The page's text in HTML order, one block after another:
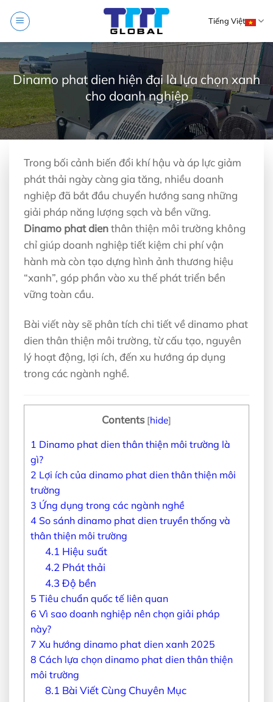
Tiếng Việt
Dinamo phat dien hiện đại là lựa chọn xanh
cho doanh nghiệp
Trong bối cảnh biến đổi khí hậu và áp lực giảm
phát thải ngày càng gia tăng, nhiều doanh
nghiệp đã bắt đầu chuyển hướng sang những
giải pháp năng lượng sạch và bền vững.
Dinamo phat dienthân thiện môi trường không
chỉ giúp doanh nghiệp tiết kiệm chi phí vận
hành mà còn tạo dựng hình ảnh thương hiệu
“xanh”, góp phần vào xu thế phát triển bền
vững toàn cầu.
Bài viết này sẽ phân tích chi tiết về dinamo phat
dien thân thiện môi trường, từ cấu tạo, nguyên
lý hoạt động, lợi ích, đến xu hướng áp dụng
trong các ngành nghề.
Contents [hide]
1 Dinamo phat dien thân thiện môi trường là
gì?
2 Lợi ích của dinamo phat dien thân thiện môi
trường
3 Ứng dụng trong các ngành nghề
4 So sánh dinamo phat dien truyền thống và
thân thiện môi trường
4.1 Hiệu suất
4.2Phát thải
4.3 Độ bền
5 Tiêu chuẩn quốc tế liên quan
6 Vì sao doanh nghiệp nên chọn giải pháp
này?
7 Xu hướng dinamo phat dien xanh 2025
8 Cách lựa chọn dinamo phat dien thân thiện
môi trường
8.1 Bài Viết Cùng Chuyên Mục